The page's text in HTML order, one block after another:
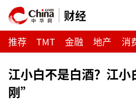
财经
推荐 TMT 金融 地产 消
江小白不是白酒？江
刚”